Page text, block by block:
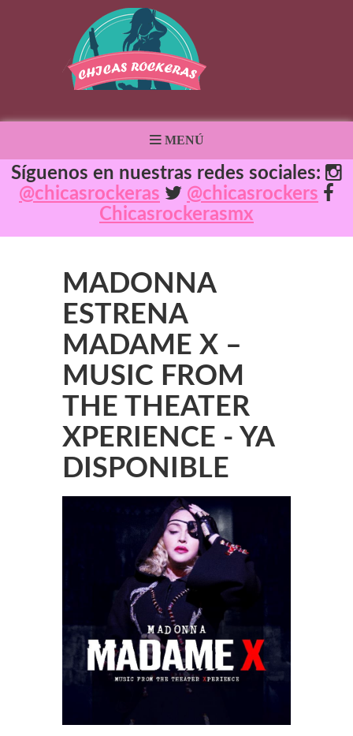
MENÚ
Síguenos en nuestras redes sociales:
@chicasrockeras
@chicasrockers
Chicasrockerasmx
MADONNA
ESTRENA
MADAME X –
MUSIC FROM
THE THEATER
XPERIENCE - YA
DISPONIBLE